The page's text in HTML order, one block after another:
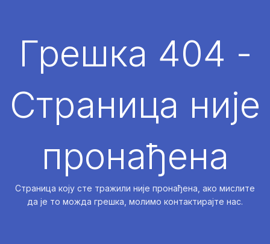
SR
Грешка 404 -
Страница није
пронађена
Страница коју сте тражили није пронађена, ако мислите
да је то можда грешка, молимо контактирајте нас.